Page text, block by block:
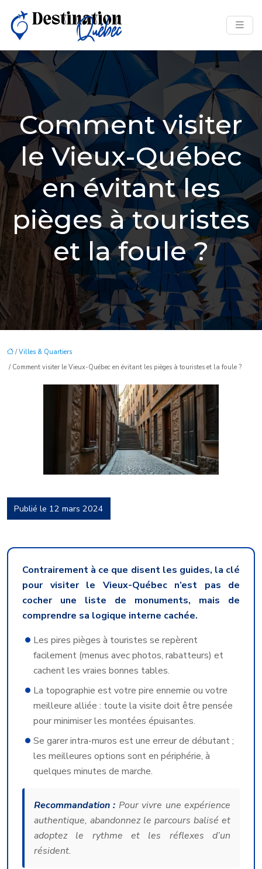
Comment visiter
le Vieux-Québec
en évitant les
pièges à touristes
et la foule ?
/Villes & Quartiers
/ Comment visiter le Vieux-Québec en évitant les pièges à touristes et la foule ?
Publié le 12 mars 2024
Contrairement à ce que disent les guides, la clé
pour visiter le Vieux-Québec n’est pas de
cocher une liste de monuments, mais de
comprendre sa logique interne cachée.
Les pires pièges à touristes se repèrent
facilement (menus avec photos, rabatteurs) et
cachent les vraies bonnes tables.
La topographie est votre pire ennemie ou votre
meilleure alliée : toute la visite doit être pensée
pour minimiser les montées épuisantes.
Se garer intra-muros est une erreur de débutant ;
les meilleures options sont en périphérie, à
quelques minutes de marche.
Recommandation : Pour vivre une expérience
authentique, abandonnez le parcours balisé et
adoptez le rythme et les réflexes d’un
résident.